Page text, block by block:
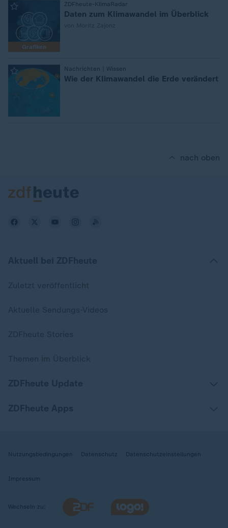
Grafiken
ZDFheute-KlimaRadar
Daten zum Klimawandel im Überblick
Nachrichten | Wissen
Wie der Klimawandel die Erde verändert
nach oben
Nutzungsbedingungen Datenschutz Datenschutzeinstellungen
Impressum
Wechseln zu: